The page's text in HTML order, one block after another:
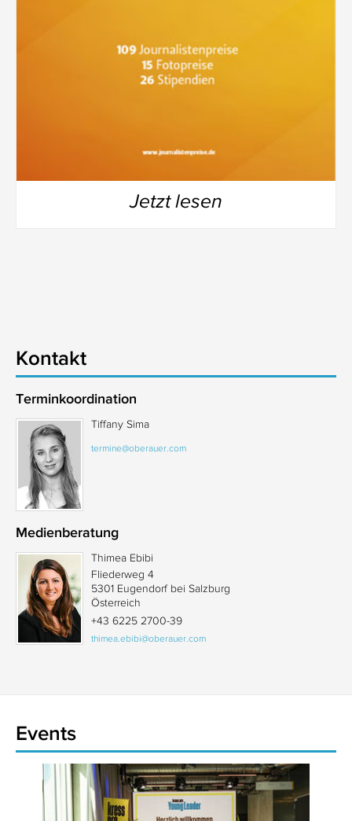
Jetzt lesen
Kontakt
Terminkoordination
Tiffany Sima
termine@oberauer.com
Medienberatung
Thimea Ebibi
Fliederweg 4
5301 Eugendorf bei Salzburg
Österreich
+43 6225 2700-39
thimea.ebibi@oberauer.com
Events